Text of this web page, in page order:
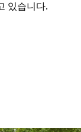
있습니다.